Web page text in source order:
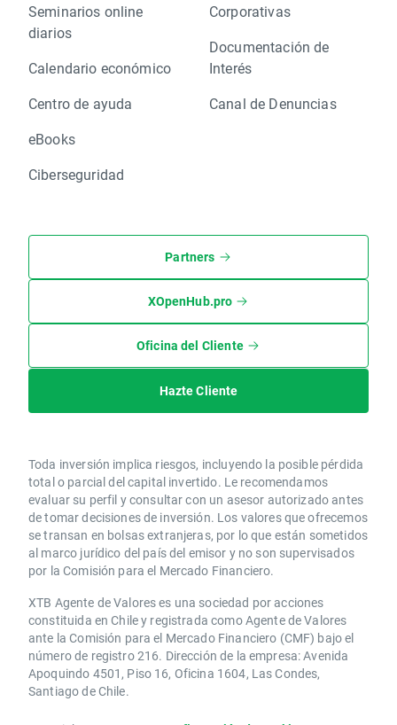
Seminarios online
diarios
Calendario económico
Centro de ayuda
eBooks
Ciberseguridad
Corporativas
Documentación de
Interés
Canal de Denuncias
Partners
XOpenHub.pro
Oficina del Cliente
Hazte Cliente
Toda inversión implica riesgos, incluyendo la posible pérdida
total o parcial del capital invertido. Le recomendamos
evaluar su perfil y consultar con un asesor autorizado antes
de tomar decisiones de inversión. Los valores que ofrecemos
se transan en bolsas extranjeras, por lo que están sometidos
al marco jurídico del país del emisor y no son supervisados
por la Comisión para el Mercado Financiero.
XTB Agente de Valores es una sociedad por acciones
constituida en Chile y registrada como Agente de Valores
ante la Comisión para el Mercado Financiero (CMF) bajo el
número de registro 216. Dirección de la empresa: Avenida
Apoquindo 4501, Piso 16, Oficina 1604, Las Condes,
Santiago de Chile.